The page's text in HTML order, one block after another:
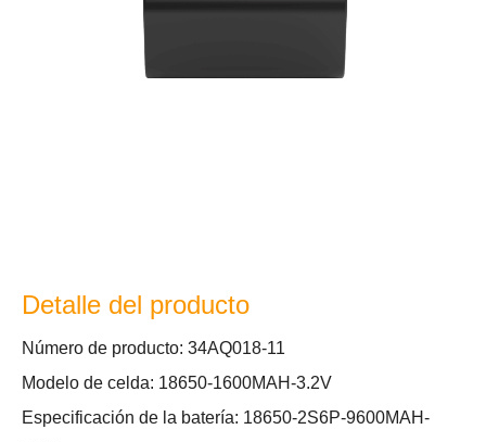
Detalle del producto
Número de producto: 34AQ018-11
Modelo de celda: 18650-1600MAH-3.2V
Especificación de la batería: 18650-2S6P-9600MAH-